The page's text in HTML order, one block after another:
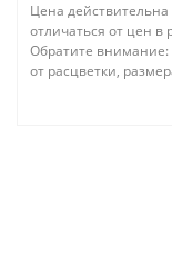
Цена
отличаться от цен в
Обратите внимание:
от расцветки,